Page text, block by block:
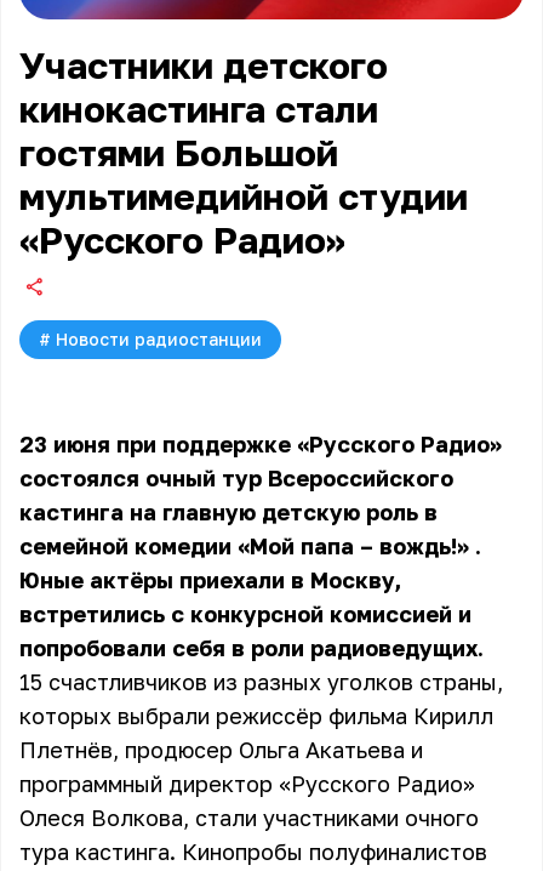
Участники детского
кинокастинга стали
гостями Большой
мультимедийной студии
«Русского Радио»
# Новости радиостанции
23 июня при поддержке «Русского Радио»
состоялся очный тур Всероссийского
кастинга на главную детскую роль в
семейной комедии «Мой папа – вождь!» .
Юные актёры приехали в Москву,
встретились с конкурсной комиссией и
попробовали себя в роли радиоведущих.
15 счастливчиков из разных уголков страны,
которых выбрали режиссёр фильма Кирилл
Плетнёв, продюсер Ольга Акатьева и
программный директор «Русского Радио»
Олеся Волкова, стали участниками очного
тура кастинга. Кинопробы полуфиналистов